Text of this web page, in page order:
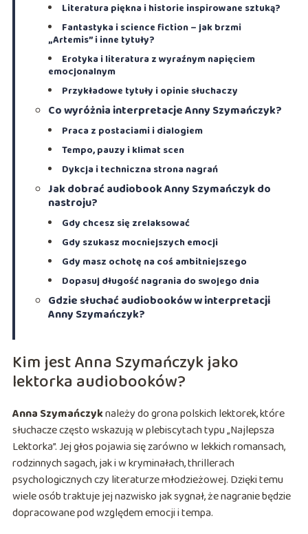
Literatura piękna i historie inspirowane sztuką?
Fantastyka i science fiction – jak brzmi
„Artemis” i inne tytuły?
Erotyka i literatura z wyraźnym napięciem
emocjonalnym
Przykładowe tytuły i opinie słuchaczy
Co wyróżnia interpretacje Anny Szymańczyk?
Praca z postaciami i dialogiem
Tempo, pauzy i klimat scen
Dykcja i techniczna strona nagrań
Jak dobrać audiobook Anny Szymańczyk do
nastroju?
Gdy chcesz się zrelaksować
Gdy szukasz mocniejszych emocji
Gdy masz ochotę na coś ambitniejszego
Dopasuj długość nagrania do swojego dnia
Gdzie słuchać audiobooków w interpretacji
Anny Szymańczyk?
Kim jest Anna Szymańczyk jako
lektorka audiobooków?
Anna Szymańczyknależy do grona polskich lektorek, które
słuchacze często wskazują w plebiscytach typu „Najlepsza
Lektorka”. Jej głos pojawia się zarówno w lekkich romansach,
rodzinnych sagach, jak i w kryminałach, thrillerach
psychologicznych czy literaturze młodzieżowej. Dzięki temu
wiele osób traktuje jej nazwisko jak sygnał, że nagranie będzie
dopracowane pod względem emocji i tempa.